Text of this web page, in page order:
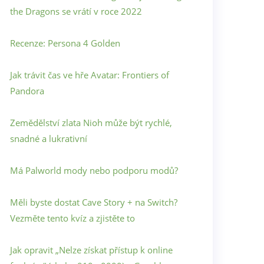
the Dragons se vrátí v roce 2022
Recenze: Persona 4 Golden
Jak trávit čas ve hře Avatar: Frontiers of
Pandora
Zemědělství zlata Nioh může být rychlé,
snadné a lukrativní
Má Palworld mody nebo podporu modů?
Měli byste dostat Cave Story + na Switch?
Vezměte tento kvíz a zjistěte to
Jak opravit „Nelze získat přístup k online